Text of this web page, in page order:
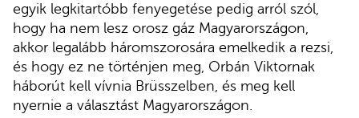
egyik legkitartóbb fenyegetése pedig arról szól,
hogy ha nem lesz orosz gáz Magyarországon,
akkor legalább háromszorosára emelkedik a rezsi,
és hogy ez ne történjen meg, Orbán Viktornak
háborút kell vívnia Brüsszelben, és meg kell
nyernie a választást Magyarországon.